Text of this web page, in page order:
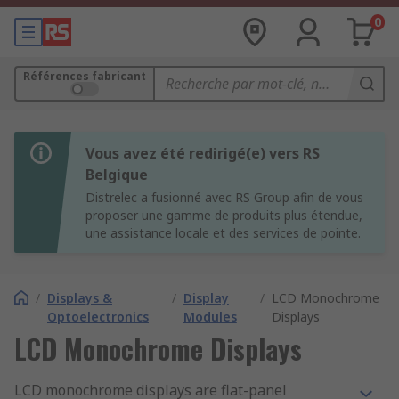
0
Références fabricant
Vous avez été redirigé(e) vers RS
Belgique
Distrelec a fusionné avec RS Group afin de vous
proposer une gamme de produits plus étendue,
une assistance locale et des services de pointe.
/ Displays &
Optoelectronics
/ Display
Modules
/ LCD Monochrome
Displays
LCD Monochrome Displays
LCD monochrome displays are flat-panel